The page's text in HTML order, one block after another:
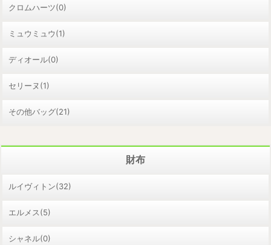
クロムハーツ(0)
ミュウミュウ(1)
ディオール(0)
セリーヌ(1)
その他バッグ(21)
財布
ルイヴィトン(32)
エルメス(5)
シャネル(0)